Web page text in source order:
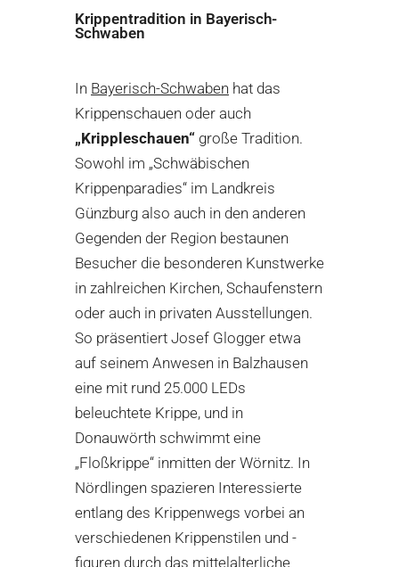
Krippentradition in Bayerisch-
Schwaben
In Bayerisch-Schwaben hat das
Krippenschauen oder auch
„Krippleschauen“ große Tradition.
Sowohl im „Schwäbischen
Krippenparadies“ im Landkreis
Günzburg also auch in den anderen
Gegenden der Region bestaunen
Besucher die besonderen Kunstwerke
in zahlreichen Kirchen, Schaufenstern
oder auch in privaten Ausstellungen.
So präsentiert Josef Glogger etwa
auf seinem Anwesen in Balzhausen
eine mit rund 25.000 LEDs
beleuchtete Krippe, und in
Donauwörth schwimmt eine
„Floßkrippe“ inmitten der Wörnitz. In
Nördlingen spazieren Interessierte
entlang des Krippenwegs vorbei an
verschiedenen Krippenstilen und -
figuren durch das mittelalterliche